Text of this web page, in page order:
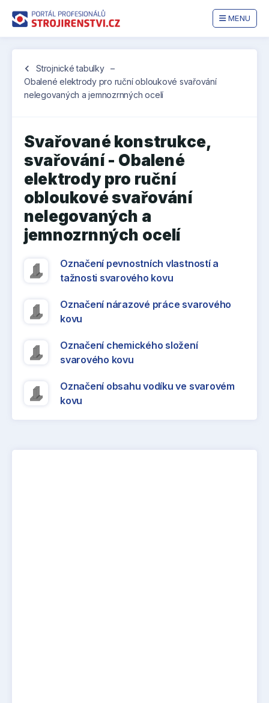
MENU
Jste
zde:
chevron_left Strojnické tabulky
–
Obalené elektrody pro ruční obloukové svařování
nelegovaných a jemnozrnných ocelí
Svařované konstrukce,
svařování - Obalené
elektrody pro ruční
obloukové svařování
nelegovaných a
jemnozrnných ocelí
Označení pevnostních vlastností a
tažnosti svarového kovu
Označení nárazové práce svarového
kovu
Označení chemického složení
svarového kovu
Označení obsahu vodíku ve svarovém
kovu